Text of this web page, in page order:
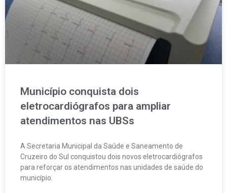
Município conquista dois
eletrocardiógrafos para ampliar
atendimentos nas UBSs
A Secretaria Municipal da Saúde e Saneamento de
Cruzeiro do Sul conquistou dois novos eletrocardiógrafos
para reforçar os atendimentos nas unidades de saúde do
município.